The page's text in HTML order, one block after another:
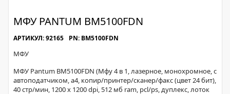
МФУ PANTUM BM5100FDN
АРТИКУЛ: 92165 PN: BM5100FDN
МФУ
МФУ Pantum BM5100FDN (Мфу 4 в 1, лазерное, монохромное, с
автоподатчиком, а4, копир/принтер/сканер/факс (цвет 24 бит),
40 стр/мин, 1200 x 1200 dpi, 512 мб ram, pcl/ps, дуплекс, лоток